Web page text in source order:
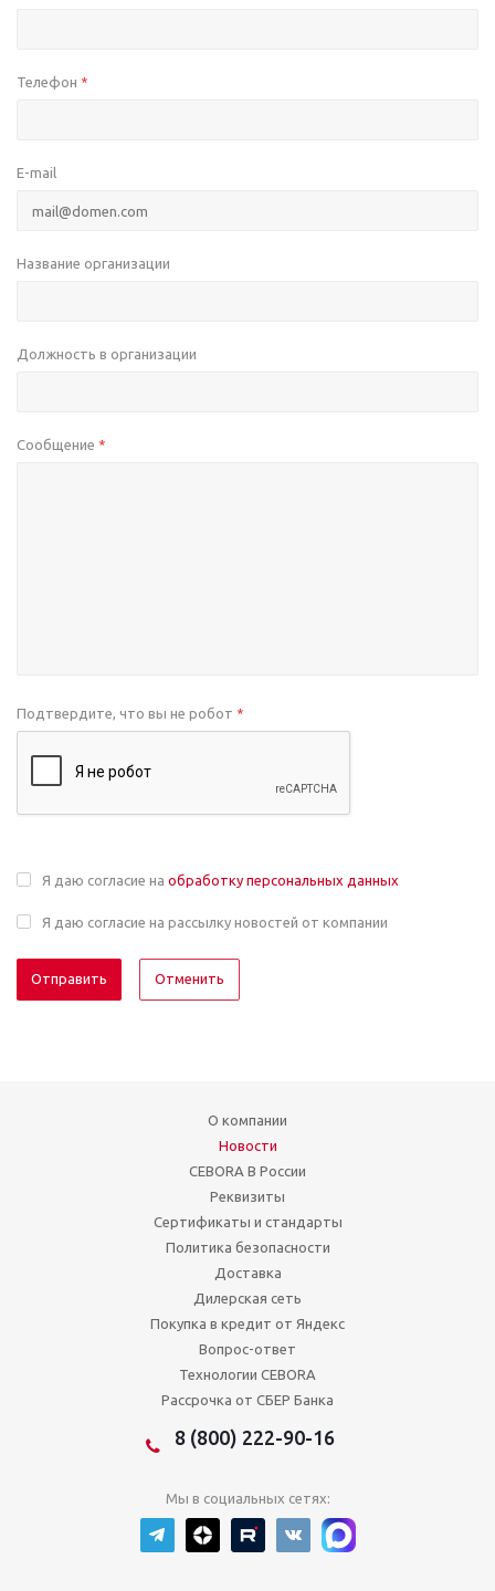
Телефон *
E-mail
Название организации
Должность в организации
Сообщение *
Подтвердите, что вы не робот *
Я даю согласие на обработку персональных данных
Я даю согласие на рассылку новостей от компании
Отменить
О компании
Новости
CEBORA В России
Реквизиты
Сертификаты и стандарты
Политика безопасности
Доставка
Дилерская сеть
Покупка в кредит от Яндекс
Вопрос-ответ
Технологии CEBORA
Рассрочка от СБЕР Банка
8 (800) 222-90-16
Мы в социальных сетях: